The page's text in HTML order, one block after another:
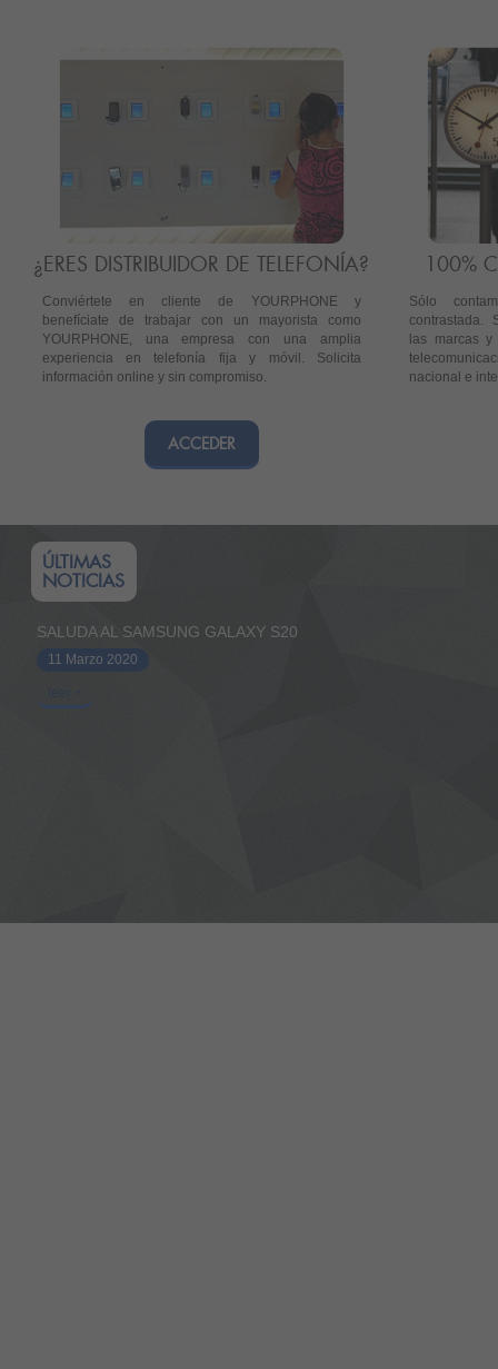
¿ERES DISTRIBUIDOR DE TELEFONÍA?
Conviértete en cliente de YOURPHONE y
benefíciate de trabajar con un mayorista como
YOURPHONE, una empresa con una amplia
experiencia en telefonía fija y móvil. Solicita
información online y sin compromiso.
ACCEDER
100%
Sólo
contrastada.
las marcas
nacional e
ÚLTIMAS
NOTICIAS
SALUDA AL SAMSUNG GALAXY S20
11 Marzo 2020